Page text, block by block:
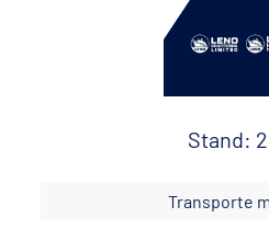
Stand:
Transporte